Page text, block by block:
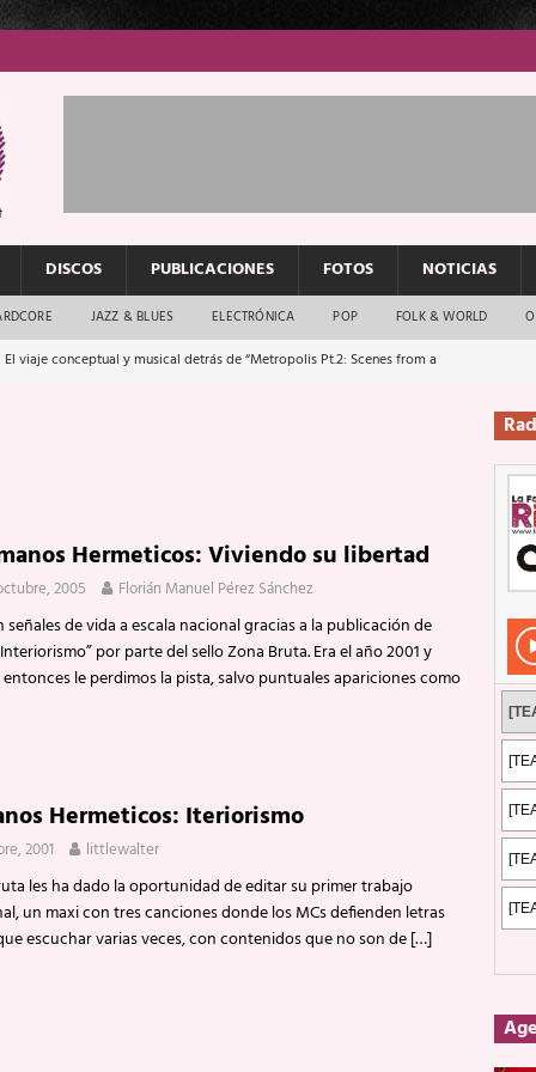
DISCOS PUBLICACIONES FOTOS NOTICIAS
JAZZ & BLUES ELECTRÓNICA POP FOLK & WORLD
El viaje conceptual y musical detrás de “Metropolis Pt.2: Scenes from a
que van a escucharte te saludan
Rockeros certificados
ENTREVISTAS
2 de mayo de 2026 en Fuengirola
Su ‘aullido’ retumbó ferozmente en Fuengirola.
REPORTAJES
La historia de Nintendo Vol. 2 PUBLICACIONES
Hermeticos: Viviendo su libertad
2005 Florián Manuel Pérez Sánchez
señales de vida a escala nacional gracias a la publicación de
por parte del sello Zona Bruta. Era el año 2001 y
le perdimos la pista, salvo puntuales apariciones como
Hermeticos: Iteriorismo
2001 littlewalter
les ha dado la oportunidad de editar su primer trabajo
un maxi con tres canciones donde los MCs defienden letras
escuchar varias veces, con contenidos que no son de[…]